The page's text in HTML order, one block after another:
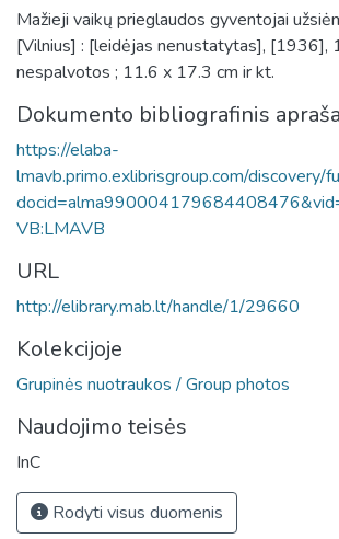
Mažieji vaikų prieglaudos gyventojai
[Vilnius] : [leidėjas nenustatytas], [1936],
nespalvotos ; 11.6 x 17.3 cm ir kt.
Dokumento bibliografinis
https://elaba-
lmavb.primo.exlibrisgroup.com/discovery/
VB:LMAVB
URL
http://elibrary.mab.lt/handle/1/29660
Kolekcijoje
Grupinės nuotraukos / Group photos
Naudojimo teisės
InC
Rodyti visus duomenis